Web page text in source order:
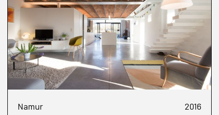
Namur 2016